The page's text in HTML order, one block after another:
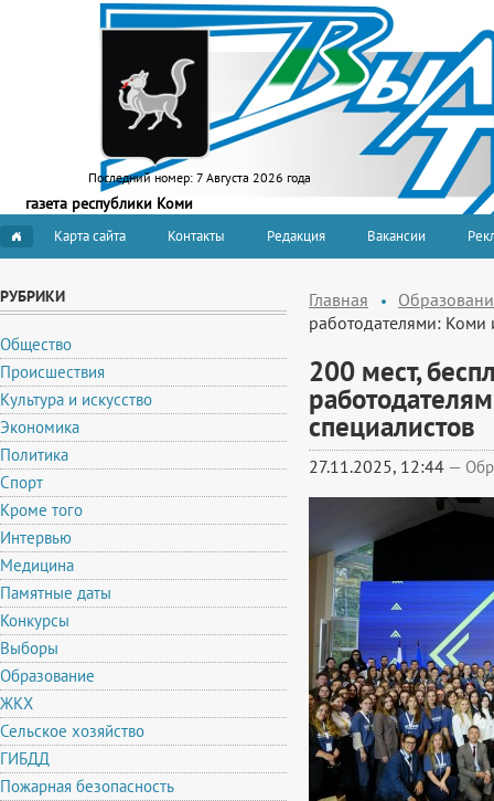
Последний номер: 7 Августа 2026 года
газета республики Коми
Карта сайта Контакты Редакция Вакансии
РУБРИКИ
Общество
Происшествия
Культура и искусство
Экономика
Политика
Спорт
Кроме того
Интервью
Медицина
Памятные даты
Конкурсы
Выборы
Образование
ЖКХ
Сельское хозяйство
ГИБДД
Пожарная безопасность
Главная
работодателями:
200 мест,
специалистов
27.11.2025, 12:44 —